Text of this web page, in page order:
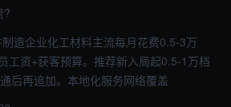
?
造企业化工材料主流每月花费0.5-3万
工资+获客预算。推荐新入局起0.5-1万档
后再追加。本地化服务网络覆盖